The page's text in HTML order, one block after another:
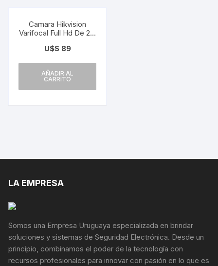
Camara Hikvision
Varifocal Full Hd De 2.7
U$S89
AÑADIR AL
CARRITO
LA EMPRESA
Somos una Empresa Uruguaya especializada en brindar
soluciones y sistemas de Seguridad Electrónica. Desde un
principio, combinamos el poder de la tecnología con
recursos profesionales para innovar con pasión en lo que es